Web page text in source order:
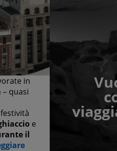
in
quasi
e
il